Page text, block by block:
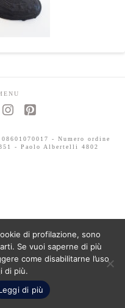
- Numero ordine
- Paolo Albertelli 4802
di profilazione, sono
Se vuoi saperne di più
come disabilitarne l’uso
di più.
di più